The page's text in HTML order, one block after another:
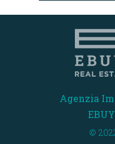
Agenzia
©